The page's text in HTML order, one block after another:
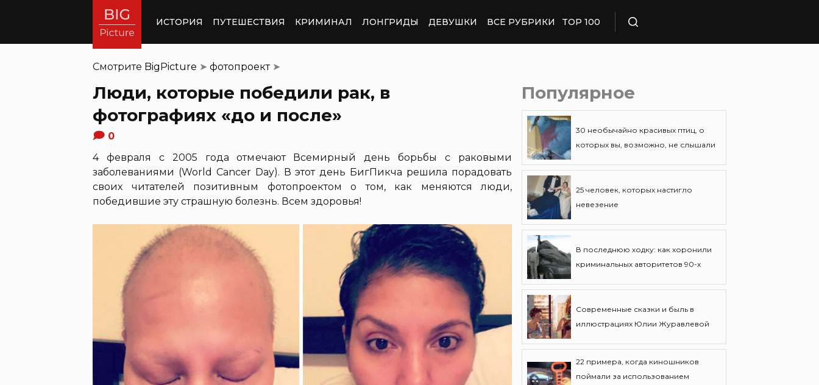
ИСТОРИЯ ПУТЕШЕСТВИЯ КРИМИНАЛ ЛОНГРИДЫ ДЕВУШКИ ВСЕ РУБРИКИ TOP 100
Смотрите BigPicture ➤ фотопроект➤
Люди, которые победили рак, в
фотографиях «до и после»
0
4 февраля с 2005 года отмечают Всемирный день борьбы с раковыми
заболеваниями (World Cancer Day). В этот день БигПикча решила порадовать
своих читателей позитивным фотопроектом о том, как меняются люди,
победившие эту страшную болезнь. Всем здоровья!
Популярное
30 необычайно красивых птиц, о
которых вы, возможно, не слышали
25 человек, которых настигло
невезение
В последнюю ходку: как хоронили
криминальных авторитетов 90-х
Современные сказки и быль в
иллюстрациях Юлии Журавлевой
22 примера, когда киношников
поймали за использованием